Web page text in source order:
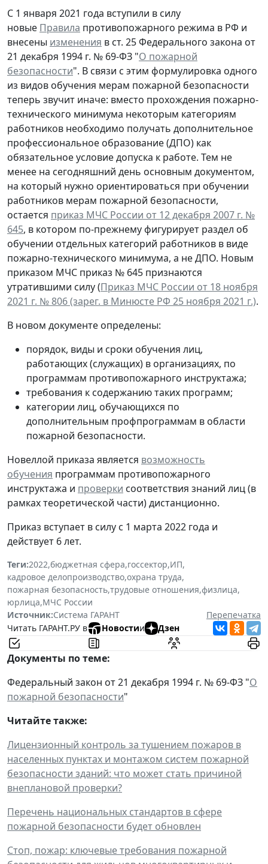
С 1 января 2021 года вступили в силу
новые Правила противопожарного режима в РФ и
внесены изменения в ст. 25 Федерального закона от
21 декабря 1994 г. № 69-ФЗ "О пожарной
безопасности". В связи с этим формулировка одного
из видов обучения мерам пожарной безопасности
теперь звучит иначе: вместо прохождения пожарно-
технического минимума некоторым категориям
работников необходимо получать дополнительное
профессиональное образование (ДПО) как
обязательное условие допуска к работе. Тем не
менее на сегодняшний день основным документом,
на который нужно ориентироваться при обучении
работников мерам пожарной безопасности,
остается приказ МЧС России от 12 декабря 2007 г. №
645, в котором по-прежнему фигурирует раздел об
обучении отдельных категорий работников в виде
пожарно-технического минимума, а не ДПО. Новым
приказом МЧС приказ № 645 признаются
утратившими силу (Приказ МЧС России от 18 ноября
2021 г. № 806 (зарег. в Минюсте РФ 25 ноября 2021 г.).
В новом документе определены:
порядок, виды и сроки обучения лиц,
работающих (служащих) в организациях, по
программам противопожарного инструктажа;
требования к содержанию таких программ;
категории лиц, обучающихся по
дополнительным профпрограммам в области
пожарной безопасности.
Новеллой приказа является возможность
обучения программам противопожарного
инструктажа и проверки соответствия знаний лиц (в
рамках теоретической части) дистанционно.
Приказ вступает в силу с 1 марта 2022 года и
действует 6 лет.
Теги:2022,бюджетная сфера,госсектор,ИП,
кадровое делопроизводство,охрана труда,
пожарная безопасность,трудовые отношения,физлица,
юрлица,МЧС России
Источник:Система ГАРАНТ
Перепечатка
Читать ГАРАНТ.РУ в
Новостии Дзен
Документы по теме:
Федеральный закон от 21 декабря 1994 г. № 69-ФЗ "О
пожарной безопасности"
Читайте также:
Лицензионный контроль за тушением пожаров в
населенных пунктах и монтажом систем пожарной
безопасности зданий: что может стать причиной
внеплановой проверки?
Перечень национальных стандартов в сфере
пожарной безопасности будет обновлен
Стоп, пожар: ключевые требования пожарной